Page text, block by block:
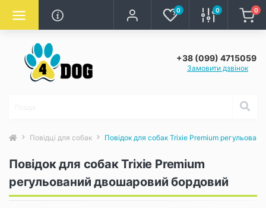
0 0 0
+38 (099) 4715059
Замовити дзвінок
Повідці для собак Повідок для собак Trixie Premium
Повідок для собак Trixie Premium
регульований двошаровий бордовий